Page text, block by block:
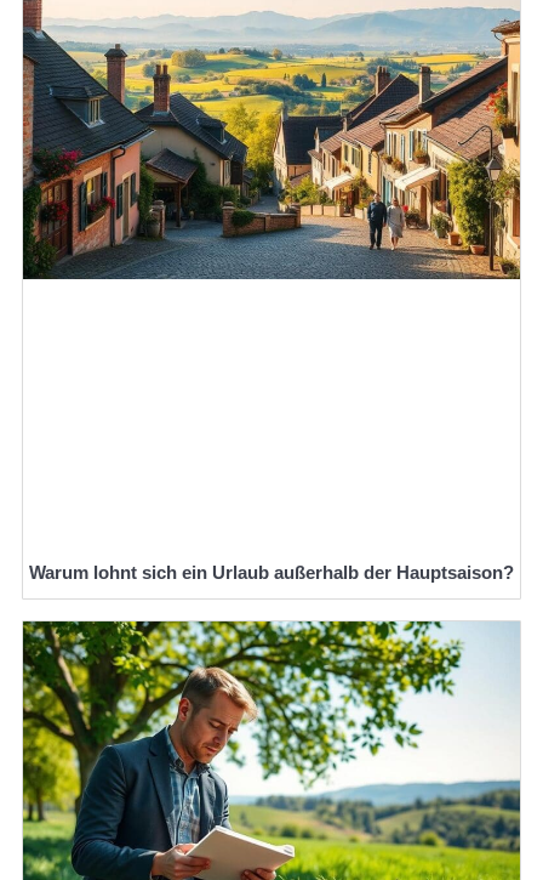
Warum lohnt sich ein Urlaub außerhalb der Hauptsaison?